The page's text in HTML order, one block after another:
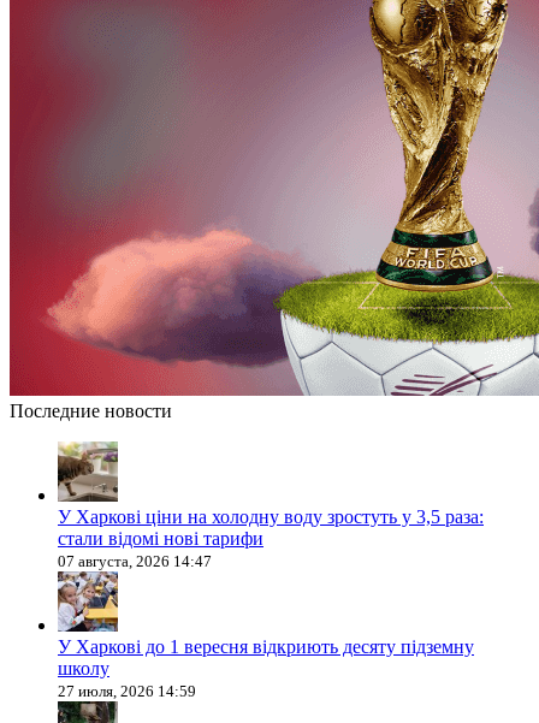
Последние новости
У Харкові ціни на холодну воду зростуть у 3,5 раза:
стали відомі нові тарифи
07 августа, 2026 14:47
У Харкові до 1 вересня відкриють десяту підземну
школу
27 июля, 2026 14:59